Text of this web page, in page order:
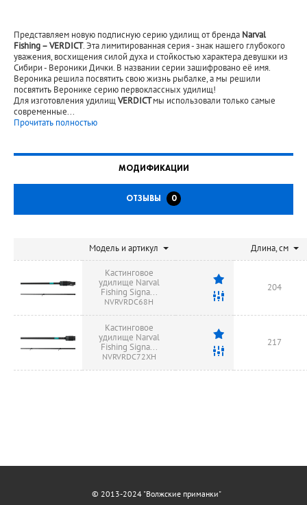
Представляем новую подписную серию удилищ от бренда Narval
Fishing – VERDICT. Эта лимитированная серия - знак нашего глубокого
уважения, восхищения силой духа и стойкостью характера девушки из
Сибири - Вероники Дички. В названии серии зашифровано её имя.
Вероника решила посвятить свою жизнь рыбалке, а мы решили
посвятить Веронике серию первоклассных удилищ!
Для изготовления удилищVERDICTмы использовали только самые
современные...
Прочитать полностью
МОДИФИКАЦИИ
ОТЗЫВЫ 0
Модель и артикул
Кастинговое
удилище Narval
Fishing Signa...
NVRVRDC68H
Кастинговое
удилище Narval
Fishing Signa...
NVRVRDC72XH
Длина, см
204
217
© 2013-2024 "Волжские приманки"